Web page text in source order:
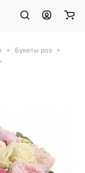
Букеты роз